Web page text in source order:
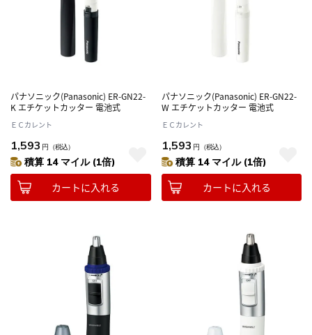
パナソニック(Panasonic) ER-GN22-
K エチケットカッター 電池式
ＥＣカレント
1,593 円 （税込）
積算 14 マイル (1倍)
カートに入れる
パナソニック(Panasonic) ER-GN22-
W エチケットカッター 電池式
ＥＣカレント
1,593 円 （税込）
積算 14 マイル (1倍)
カートに入れる